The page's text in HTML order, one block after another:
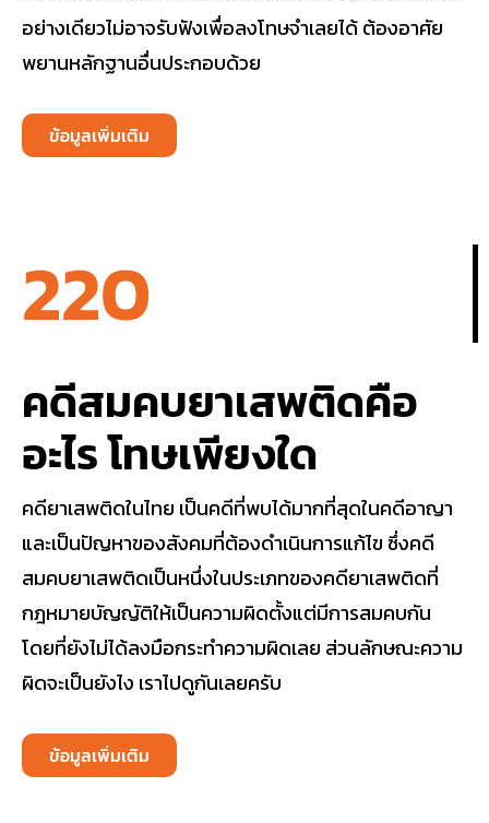
อย่างเดียวไม่อาจรับฟังเพื่อลงโทษจำเลยได้ ต้องอาศัย
พยานหลักฐานอื่นประกอบด้วย
ข้อมูลเพิ่มเติม
220
คดีสมคบยาเสพติดคือ
อะไร โทษเพียงใด
คดียาเสพติดในไทย เป็นคดีที่พบได้มากที่สุดในคดีอาญา
และเป็นปัญหาของสังคมที่ต้องดำเนินการแก้ไข ซึ่งคดี
สมคบยาเสพติดเป็นหนึ่งในประเภทของคดียาเสพติดที่
กฎหมายบัญญัติให้เป็นความผิดตั้งแต่มีการสมคบกัน
โดยที่ยังไม่ได้ลงมือกระทำความผิดเลย ส่วนลักษณะความ
ผิดจะเป็นยังไง เราไปดูกันเลยครับ
ข้อมูลเพิ่มเติม